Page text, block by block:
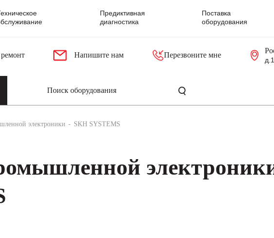
Предиктивная
диагностика
Поставка
оборудования
ремонт Напишите нам Перезвоните мне
электроники SKH SYSTEMS